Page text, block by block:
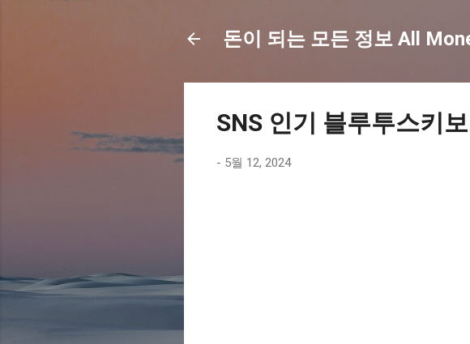
돈이 되는 모든 정보 All
SNS 인기 블루투스키
- 5월 12, 2024